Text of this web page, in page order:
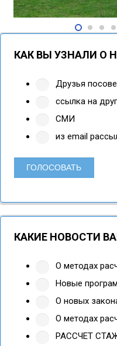
КАК ВЫ УЗНАЛИ О
Друзья
ссылка на
СМИ
из email
КАКИЕ НОВОСТИ
О методах
Новые
О новых
О методах
РАССЧЕТ